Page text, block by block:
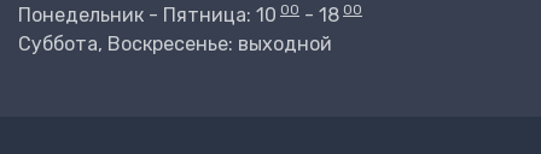
Понедельник - Пятница: 10 00 - 18 00
Суббота, Воскресенье: выходной